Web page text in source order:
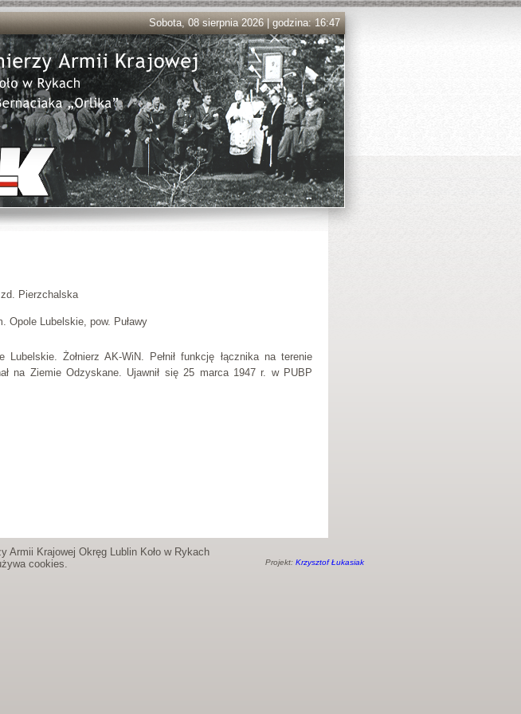
Sobota, 08 sierpnia 2026 | godzina: 16:47
Pierzchalska
Opole Lubelskie, pow. Puławy
Lubelskie. Żołnierz AK-WiN. Pełnił funkcję łącznika na terenie
na Ziemie Odzyskane. Ujawnił się 25 marca 1947 r. w PUBP
Armii Krajowej Okręg Lublin Koło w Rykach
cookies. Projekt: Krzysztof Łukasiak